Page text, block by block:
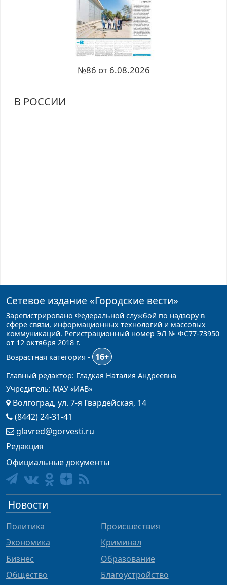
№86 от 6.08.2026
В РОССИИ
Сетевое издание «Городские вести»
Зарегистрировано Федеральной службой по надзору в
сфере связи, информационных технологий и массовых
коммуникаций. Регистрационный номер ЭЛ № ФС77-73950
от 12 октября 2018 г.
Возрастная категория -
16+
Главный редактор: Гладкая Наталия Андреевна
Учредитель: МАУ «ИАВ»
Волгоград, ул. 7-я Гвардейская, 14
(8442) 24-31-41
glavred@gorvesti.ru
Редакция
Официальные документы
Новости
Политика
Экономика
Бизнес
Общество
Происшествия
Криминал
Образование
Благоустройство